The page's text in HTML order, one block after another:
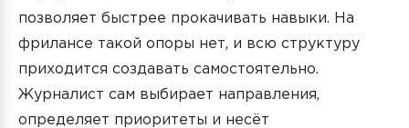
позволяет быстрее прокачивать навыки. На
фрилансе такой опоры нет, и всю структуру
приходится создавать самостоятельно.
Журналист сам выбирает направления,
определяет приоритеты и несёт